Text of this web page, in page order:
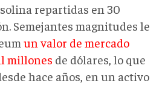
repartidas en 30
Semejantes magnitudes le
un valor de mercado
millones de dólares, lo que
hace años, en un activo